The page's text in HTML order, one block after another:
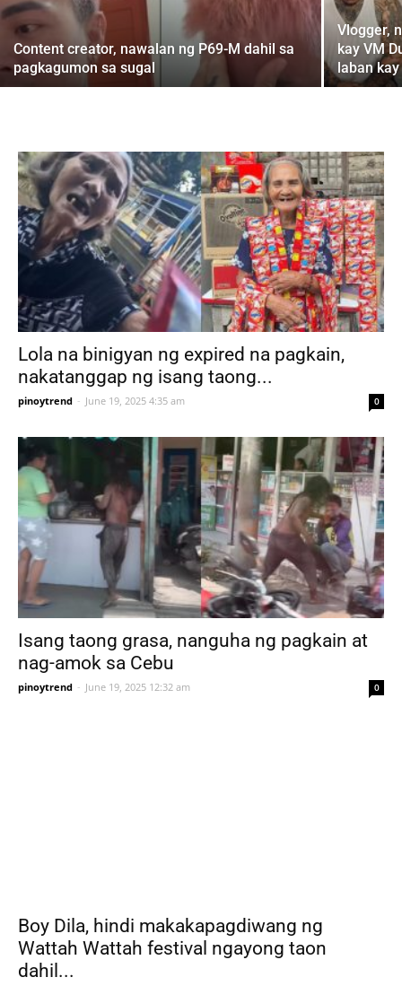
Content creator, nawalan ng P69-M dahil sa
pagkagumon sa sugal
Vlogger,
kay VM
laban
Lola na binigyan ng expired na pagkain,
nakatanggap ng isang taong...
pinoytrend - June 19, 2025 4:35 am 0
Isang taong grasa, nanguha ng pagkain at
nag-amok sa Cebu
pinoytrend - June 19, 2025 12:32 am 0
Boy Dila, hindi makakapagdiwang ng
Wattah Wattah festival ngayong taon
dahil...